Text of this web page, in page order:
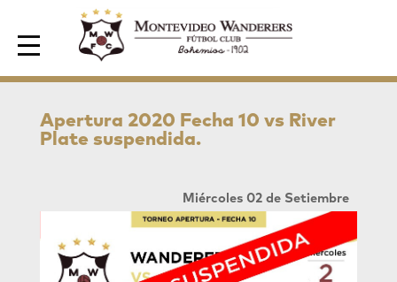
Area de Socios
Apertura 2020 Fecha 10 vs River
Plate suspendida.
Miércoles 02 de Setiembre